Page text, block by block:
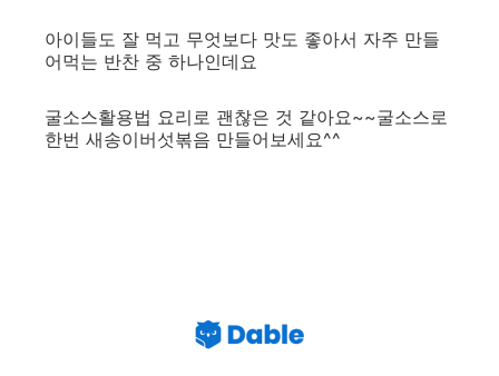
아이들도 잘 먹고 무엇보다 맛도 좋아서 자주 만들
어먹는 반찬 중 하나인데요
굴소스활용법 요리로 괜찮은 것 같아요~~굴소스로
한번 새송이버섯볶음 만들어보세요^^